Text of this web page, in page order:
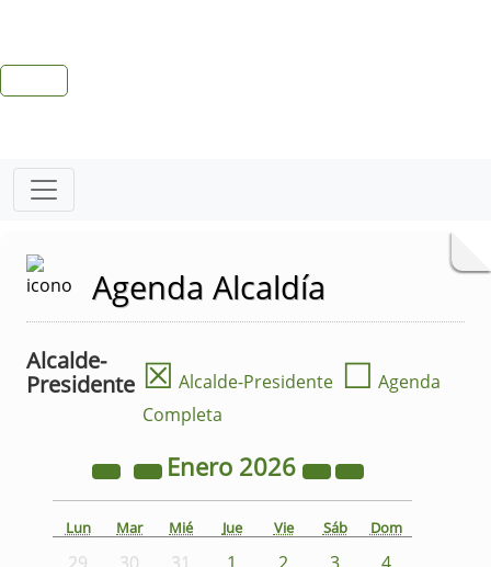
Agenda Alcaldía
Alcalde-
Presidente ☒ Alcalde-Presidente ☐ Agenda
Completa
Enero 2026
Lun Mar Mié Jue Vie Sáb Dom